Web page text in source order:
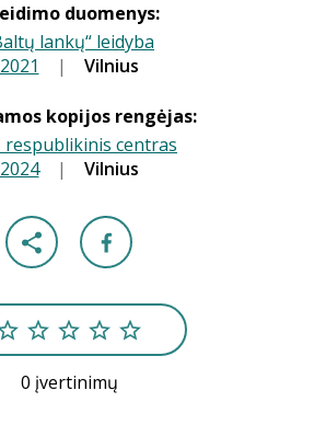
duomenys:
lankų“ leidyba
2021 | Vilnius
kopijos rengėjas:
respublikinis centras
2024 | Vilnius
0 įvertinimų